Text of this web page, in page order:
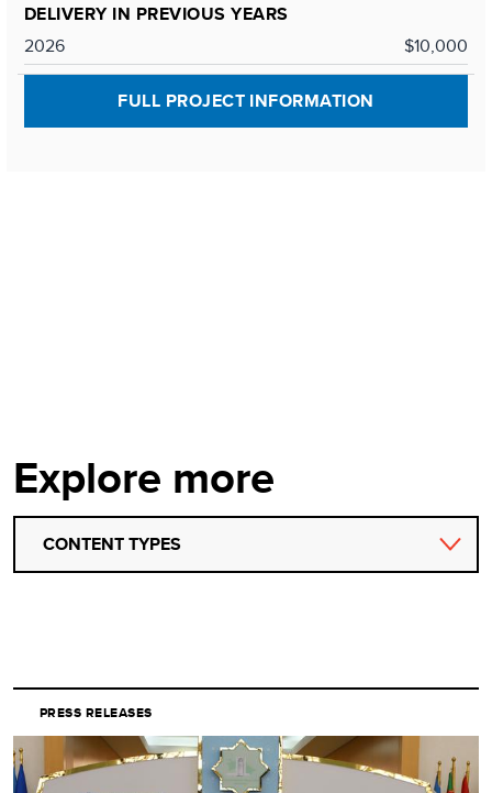
DELIVERY IN PREVIOUS YEARS
2026
$10,000
FULL PROJECT INFORMATION
Explore more
CONTENT TYPES
PRESS RELEASES